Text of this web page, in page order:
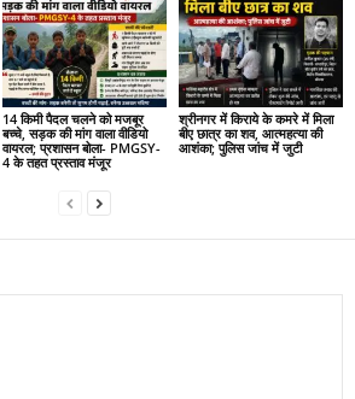
14 किमी पैदल चलने को मजबूर
बच्चे, सड़क की मांग वाला वीडियो
वायरल; प्रशासन बोला- PMGSY-
4 के तहत प्रस्ताव मंजूर
श्रीनगर में किराये के कमरे में मिला
बीए छात्र का शव, आत्महत्या की
आशंका; पुलिस जांच में जुटी